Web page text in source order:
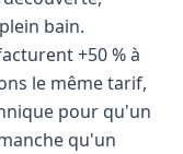
bain.
+50 % à
le même tarif,
pour qu'un
qu'un